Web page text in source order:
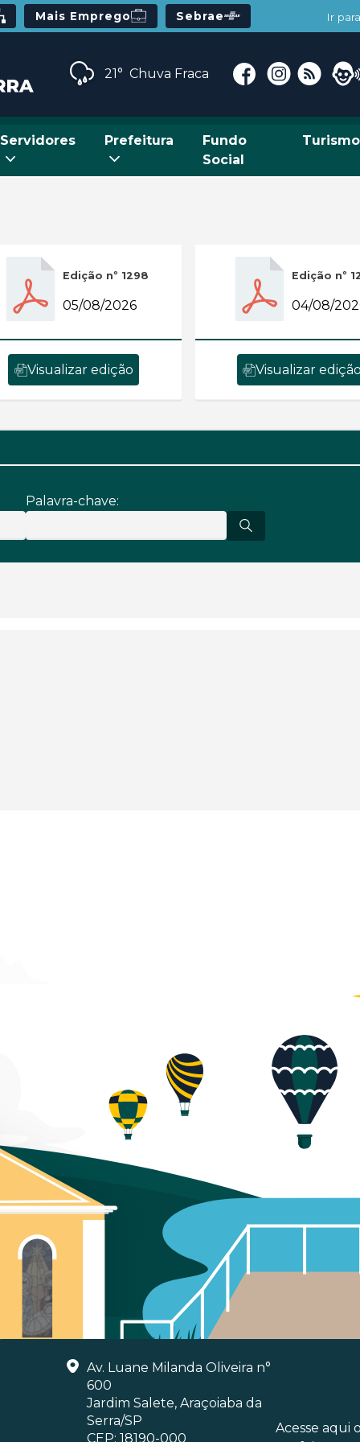
Mais Emprego Sebrae Ir
21° Chuva Fraca
Servidores Prefeitura
Fundo
Social
Turismo
Edição nº 1298
05/08/2026
Visualizar edição
Edição nº
04/08/
Visualizar edição
Palavra-chave:
Av. Luane Milanda Oliveira n°
600
Jardim Salete, Araçoiaba da
Serra/SP
CEP: 18190-000
Acesse aqui